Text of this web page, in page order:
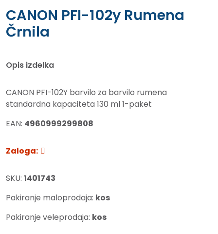
CANON PFI-102y Rumena
Črnila
Opis izdelka
CANON PFI-102Y barvilo za barvilo rumena
standardna kapaciteta 130 ml 1-paket
EAN: 4960999299808
Zaloga:
SKU: 1401743
Pakiranje maloprodaja: kos
Pakiranje veleprodaja: kos